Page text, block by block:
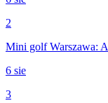
2
Mini golf Warszawa:
6 sie
3